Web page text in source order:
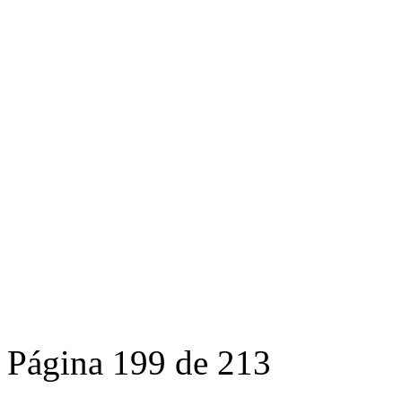
Página 199 de 213